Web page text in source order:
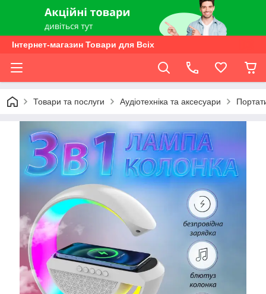
Інтернет-магазин Товари для Всіх
Товари та послуги Аудіотехніка та аксесуари